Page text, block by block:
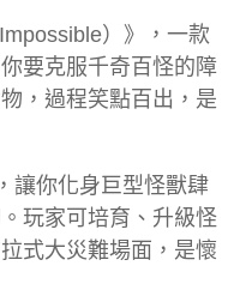
）》，一款
要克服千奇百怪的障
，過程笑點百出，是
讓你化身巨型怪獸肆
玩家可培育、升級怪
式大災難場面，是懷